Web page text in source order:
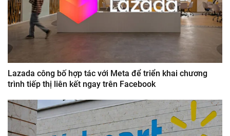
Lazada công bố hợp tác với Meta để triển khai chương
trình tiếp thị liên kết ngay trên Facebook